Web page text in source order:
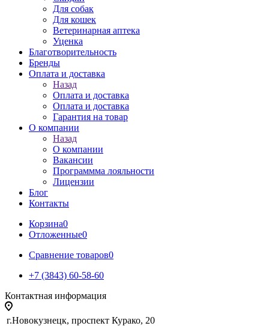
Для собак
Для кошек
Ветеринарная аптека
Уценка
Благотворительность
Бренды
Оплата и доставка
Назад
Оплата и доставка
Оплата и доставка
Гарантия на товар
О компании
Назад
О компании
Вакансии
Программма лояльности
Лицензии
Блог
Контакты
Корзина0
Отложенные0
Сравнение товаров0
+7 (3843) 60-58-60
Контактная информация
г.Новокузнецк, проспект Курако, 20